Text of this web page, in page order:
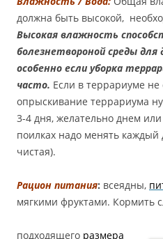
должна быть высокой,
Высокая влажность
болезнетвороной среды для
особенно если уборка
часто. Если в террариуме
опрыскивание террариума
3-4 дня, желательно днем
поилках надо менять каждый
чистая).
Рацион питания: всеядны,
мягкими фруктами. Кормить
подходящего размера